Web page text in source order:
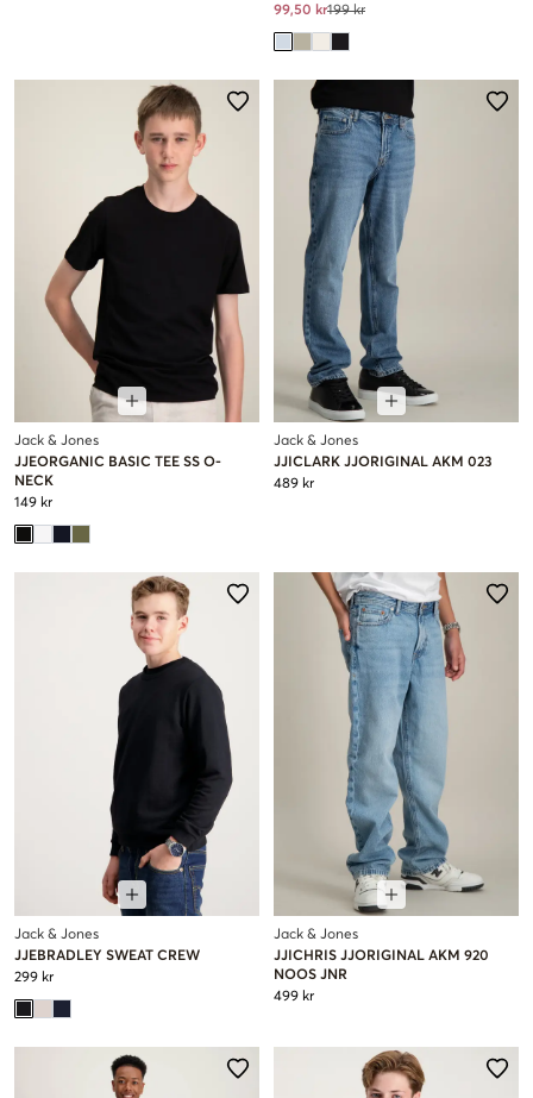
99,50 kr199 kr
Jack & Jones
JJEORGANIC BASIC TEE SS O-
NECK
149 kr
Jack & Jones
JJICLARK JJORIGINAL AKM 023
489 kr
Jack & Jones
JJEBRADLEY SWEAT CREW
299 kr
Jack & Jones
JJICHRIS JJORIGINAL AKM 920
NOOS JNR
499 kr